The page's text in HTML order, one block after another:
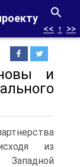
<< ↑ >>
и
из
Западной